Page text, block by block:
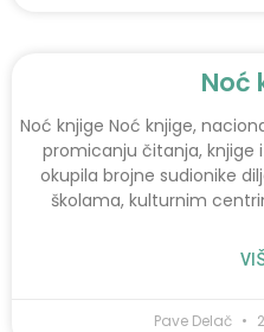
Noć
Noć knjige Noć knjige,
promicanju čitanja, knjige
okupila brojne sudionike
školama, kulturnim
Pave Delač